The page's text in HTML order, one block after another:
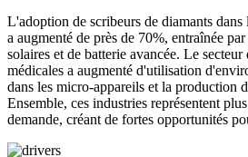
L'adoption de scribeurs de diamants dans
a augmenté de près de 70%, entraînée
solaires et de batterie avancée. Le secteur
médicales a augmenté d'utilisation
dans les micro-appareils et la production
Ensemble, ces industries représentent
demande, créant de fortes opportunités